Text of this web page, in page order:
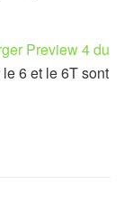
Preview 4 du
6 et le 6T sont